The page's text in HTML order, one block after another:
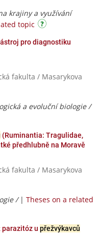
krajiny a využívání
topic
pro diagnostiku
fakulta / Masarykova
a evoluční biologie /
(Ruminantia: Tragulidae,
předhlubně na Moravě
fakulta / Masarykova
/ | Theses on a related
u přežvýkavců